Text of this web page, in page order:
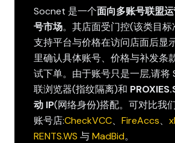
Socnet 是一个面向多账号联盟
号市场。其店面受门控(该类目标
支持平台与价格在访问店面后
里确认具体账号、价格与补发条
试下单。由于账号只是一层,请将
联浏览器(指纹隔离)和
动 IP(网络身份)搭配。可对比我
账号店:CheckVCC、 FireAccs、
RENTS.WS 与MadBid。